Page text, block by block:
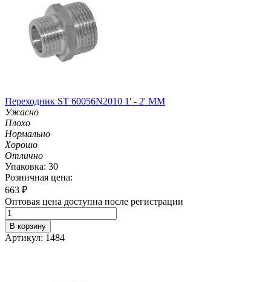
Переходник ST 60056N2010 1' - 2' MM
Ужасно
Плохо
Нормально
Хорошо
Отлично
Упаковка: 30
Розничная цена:
663 ₽
Оптовая цена доступна после регистрации
В корзину
Артикул: 1484